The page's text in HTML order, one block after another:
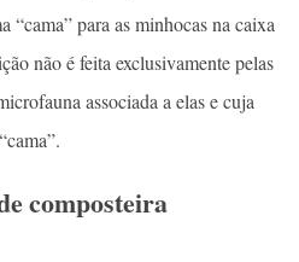
“cama” para as minhocas na caixa
não é feita exclusivamente pelas
associada a elas e cuja
composteira